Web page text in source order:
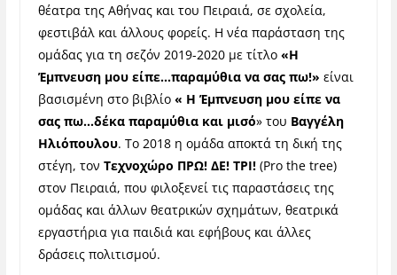
θέατρα της Αθήνας και του Πειραιά, σε σχολεία,
φεστιβάλ και άλλους φορείς. Η νέα παράσταση της
ομάδας για τη σεζόν 2019-2020 με τίτλο «Η
Έμπνευση μου είπε…παραμύθια να σας πω!» είναι
βασισμένη στο βιβλίο « Η Έμπνευση μου είπε να
σας πω…δέκα παραμύθια και μισό» του Βαγγέλη
Ηλιόπουλου. Το 2018 η ομάδα αποκτά τη δική της
στέγη, τον Τεχνοχώρο ΠΡΩ! ΔΕ! ΤΡΙ!(Pro the tree)
στον Πειραιά, που φιλοξενεί τις παραστάσεις της
ομάδας και άλλων θεατρικών σχημάτων, θεατρικά
εργαστήρια για παιδιά και εφήβους και άλλες
δράσεις πολιτισμού.